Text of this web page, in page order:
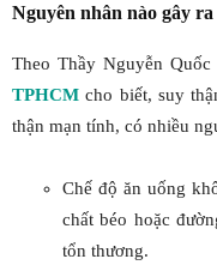
Nguyên nhân nào gây
Theo Thầy Nguyễn
TPHCM cho biết, suy
thận mạn tính, có nhiều
Chế độ ăn uống
chất béo hoặc
tổn thương.